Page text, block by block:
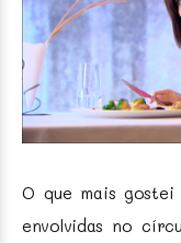
O que mais gostei
envolvidas no